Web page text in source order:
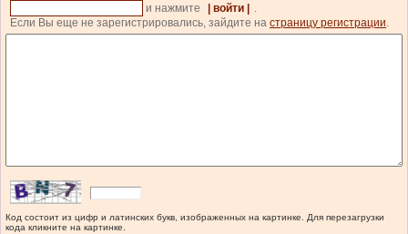
и нажмите
| войти |
.
Если Вы еще не зарегистрировались, зайдите на страницу регистрации.
Код состоит из цифр и латинских букв, изображенных на картинке. Для перезагрузки
кода кликните на картинке.